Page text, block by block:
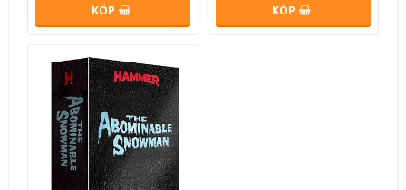
KÖP KÖP